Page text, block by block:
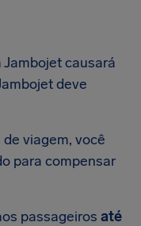
causará
deve
viagem, você
para compensar
passageiros até